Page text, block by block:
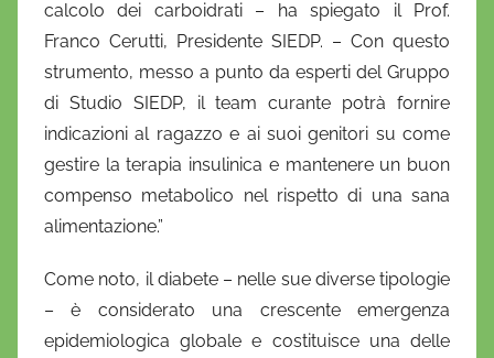
calcolo dei carboidrati – ha spiegato il Prof.
Franco Cerutti, Presidente SIEDP. – Con questo
strumento, messo a punto da esperti del Gruppo
di Studio SIEDP, il team curante potrà fornire
indicazioni al ragazzo e ai suoi genitori su come
gestire la terapia insulinica e mantenere un buon
compenso metabolico nel rispetto di una sana
alimentazione.”
Come noto, il diabete – nelle sue diverse tipologie
– è considerato una crescente emergenza
epidemiologica globale e costituisce una delle